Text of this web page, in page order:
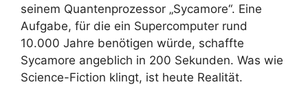
seinem Quantenprozessor „Sycamore“. Eine
Aufgabe, für die ein Supercomputer rund
10.000 Jahre benötigen würde, schaffte
Sycamore angeblich in 200 Sekunden. Was wie
Science-Fiction klingt, ist heute Realität.